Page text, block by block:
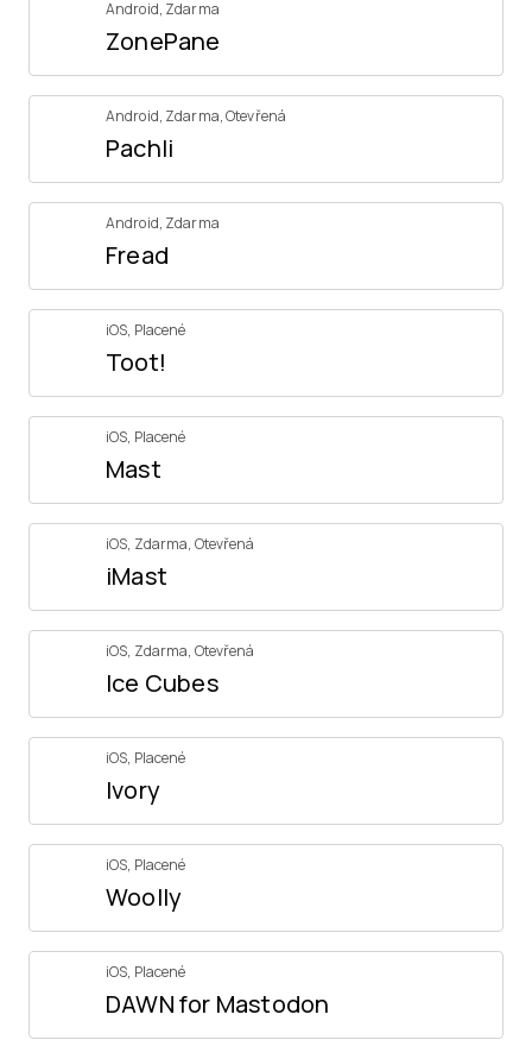
Android, Zdarma
ZonePane
Android, Zdarma,Otevřená
Pachli
Android, Zdarma
Fread
iOS, Placené
Toot!
iOS, Placené
Mast
iOS, Zdarma, Otevřená
iMast
iOS, Zdarma, Otevřená
Ice Cubes
iOS, Placené
Ivory
iOS, Placené
Woolly
iOS, Placené
DAWN for Mastodon